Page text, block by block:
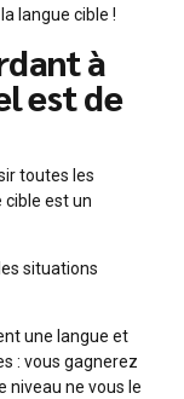
langue cible !
à
est de
toutes les
cible est un
situations
une langue et
: vous gagnerez
niveau ne vous le